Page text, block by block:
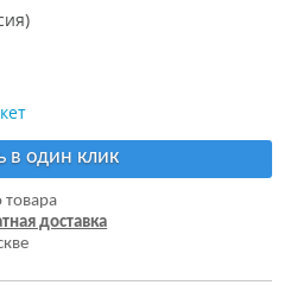
в один клик
товара
доставка